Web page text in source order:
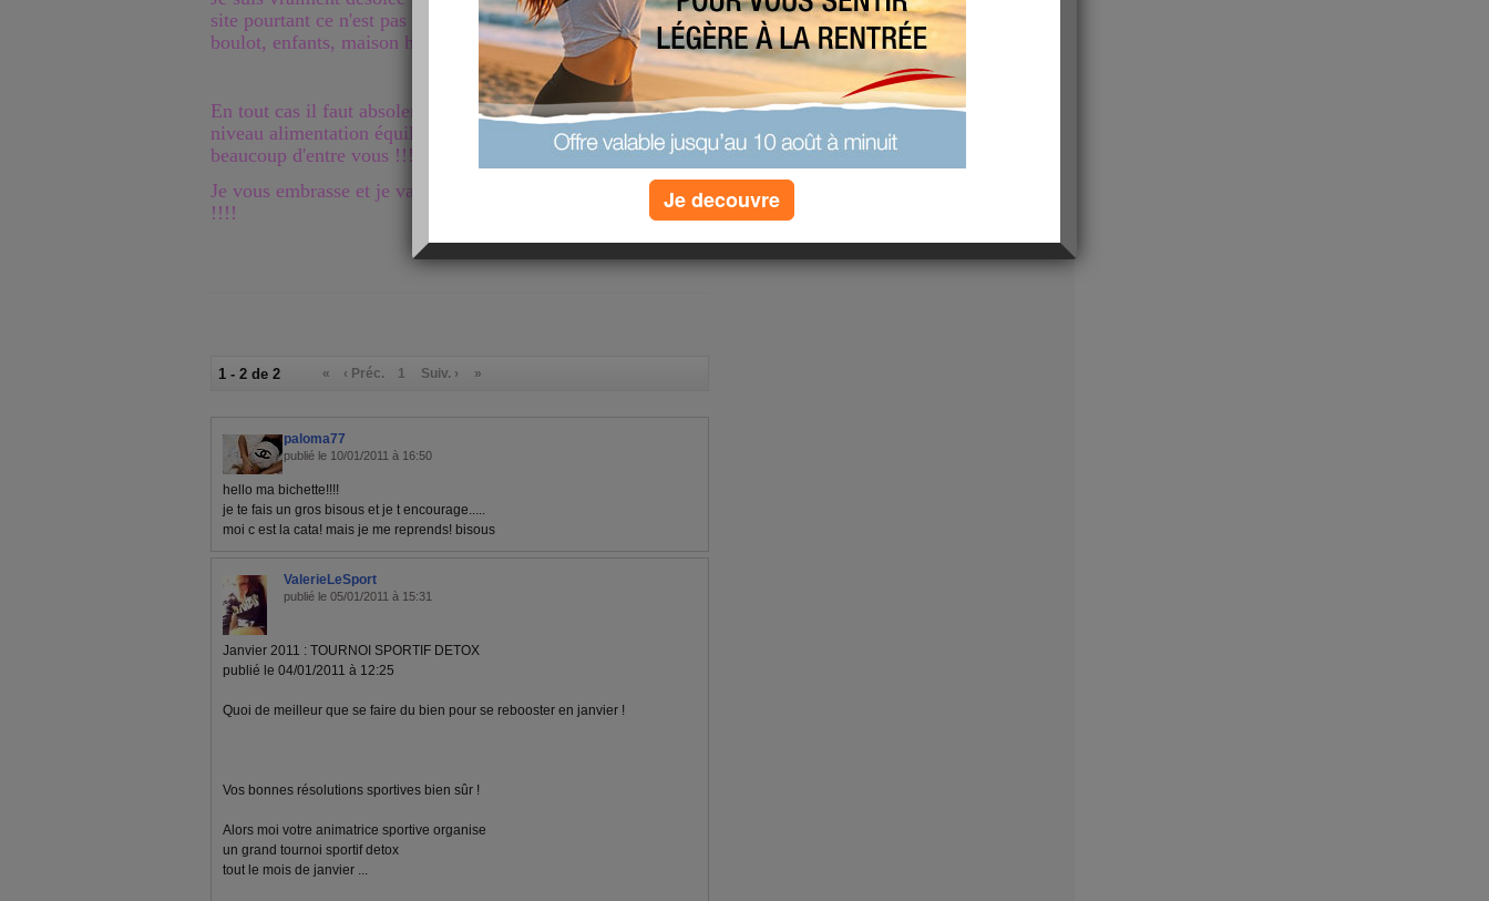
site pourtant ce n'est pas l'envie qui m'en manque mais entre
boulot, enfants, maison heuuuuuuu dur dur
En tout cas il faut absolement que je me reprennes en main
niveau alimentation équilibrée .... et oui je penses comme
beaucoup d'entre vous !!!!!
Je vous embrasse et je vais faire un petit tour sur vos blogs
!!!!
(2) commentaires
1 - 2 de 2 « ‹ Préc. 1 Suiv. › »
paloma77
publié le 10/01/2011 à 16:50
hello ma bichette!!!!
je te fais un gros bisous et je t encourage.....
moi c est la cata! mais je me reprends! bisous
ValerieLeSport
publié le 05/01/2011 à 15:31
Janvier 2011 : TOURNOI SPORTIF DETOX
publié le 04/01/2011 à 12:25
Quoi de meilleur que se faire du bien pour se rebooster en janvier !
Vos bonnes résolutions sportives bien sûr !
Alors moi votre animatrice sportive organise
un grand tournoi sportif detox
tout le mois de janvier ...
Je decouvre